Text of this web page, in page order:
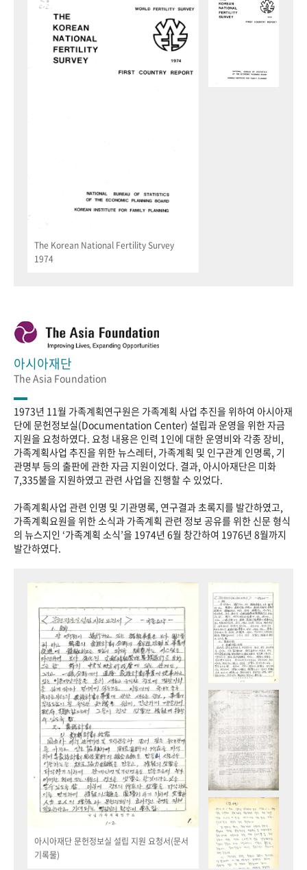
The Korean National Fertility Survey
1974
아시아재단
The Asia Foundation
1973년 11월 가족계획연구원은 가족계획 사업 추진을 위하여 아시아재
단에 문헌정보실(Documentation Center) 설립과 운영을 위한 자금
지원을 요청하였다. 요청 내용은 인력 1인에 대한 운영비와 각종 장비,
가족계획사업 추진을 위한 뉴스레터, 가족계획 및 인구관계 인명록, 기
관명부 등의 출판에 관한 자금 지원이었다. 결과, 아시아재단은 미화
7,335불을 지원하였고 관련 사업을 진행할 수 있었다.
가족계획사업 관련 인명 및 기관명록, 연구결과 초록지를 발간하였고,
가족계획요원을 위한 소식과 가족계획 관련 정보 공유를 위한 신문 형식
의 뉴스지인 ‘가족계획 소식’을 1974년 6월 창간하여 1976년 8월까지
발간하였다.
아시아재단 문헌정보실 설립 지원 요청서(문서
기록물)